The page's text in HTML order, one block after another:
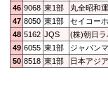
46 9068 東1部 丸全昭和
47 8050 東1部 セイコー
48 5162 JQS (株)朝日ラ
49 6055 東1部 ジャパン
50 8518 東1部 日本アジ